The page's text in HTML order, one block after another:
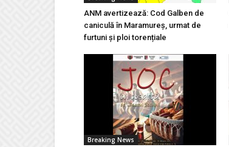
ANM avertizează: Cod Galben de
caniculă în Maramureș, urmat de
furtuni și ploi torențiale
Breaking News